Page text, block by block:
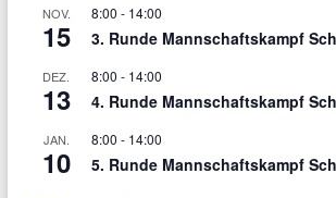
NOV.
15
8:00 - 14:00
3. Runde Mannschaftskampf
DEZ.
13
8:00 - 14:00
4. Runde Mannschaftskampf
JAN.
10
8:00 - 14:00
5. Runde Mannschaftskampf